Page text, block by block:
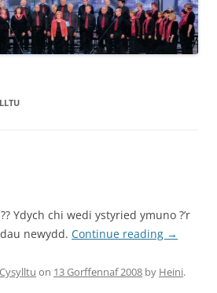
Ydych chi wedi ystyried ymuno ?’r
newydd. Continue reading →
Cysylltu on 13 Gorffennaf 2008 by Heini.